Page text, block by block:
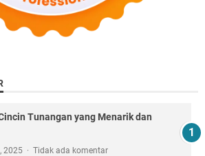
Tunangan yang Menarik dan
2025 Tidak ada komentar